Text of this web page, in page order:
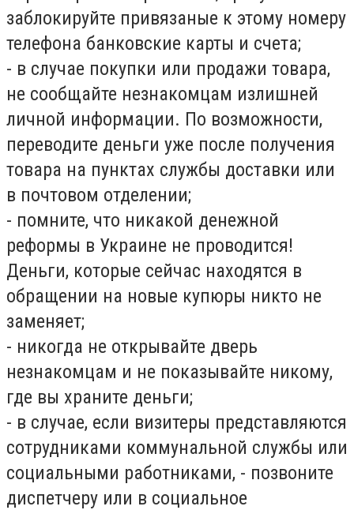
заблокируйте привязаные к этому номеру
телефона банковские карты и счета;
- в случае покупки или продажи товара,
не сообщайте незнакомцам излишней
личной информации. По возможности,
переводите деньги уже после получения
товара на пунктах службы доставки или
в почтовом отделении;
- помните, что никакой денежной
реформы в Украине не проводится!
Деньги, которые сейчас находятся в
обращении на новые купюры никто не
заменяет;
- никогда не открывайте дверь
незнакомцам и не показывайте никому,
где вы храните деньги;
- в случае, если визитеры представляются
сотрудниками коммунальной службы или
социальными работниками, - позвоните
диспетчеру или в социальное